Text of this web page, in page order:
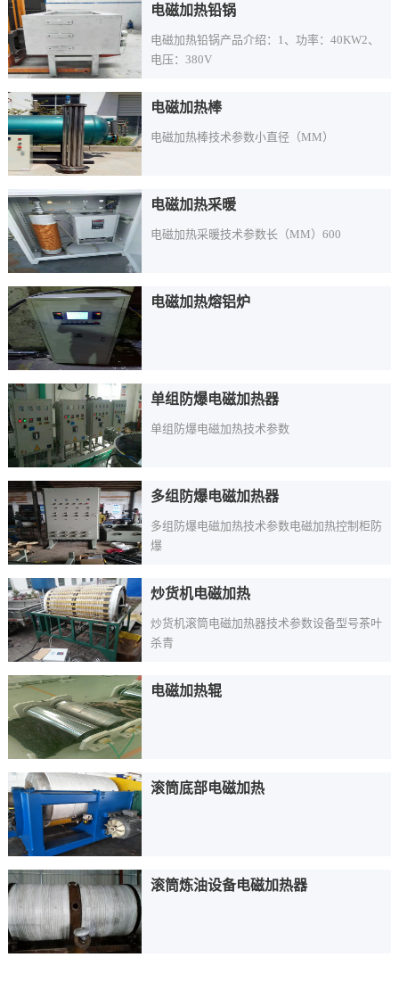
电磁加热铅锅
电磁加热铅锅产品介绍：1、功率：40KW2、
电压：380V
电磁加热棒
电磁加热棒技术参数小直径（MM）
电磁加热采暖
电磁加热采暖技术参数长（MM）600
电磁加热熔铝炉
单组防爆电磁加热器
单组防爆电磁加热技术参数
多组防爆电磁加热器
多组防爆电磁加热技术参数电磁加热控制柜防
爆
炒货机电磁加热
炒货机滚筒电磁加热器技术参数设备型号茶叶
杀青
电磁加热辊
滚筒底部电磁加热
滚筒炼油设备电磁加热器